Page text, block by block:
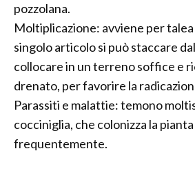
pozzolana.
Moltiplicazione: avviene per
singolo articolo si può staccare
collocare in un terreno soffice e
drenato, per favorire la
Parassiti e malattie: temono
cocciniglia, che colonizza la
frequentemente.